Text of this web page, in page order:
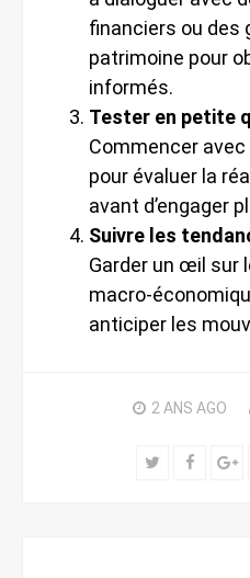
financiers ou des
patrimoine pour
informés.
Tester en petite
Commencer
pour évaluer la
avant d’engager
Suivre les
Garder un œil sur
macro-
anticiper les
2 ANS AGO
Twitter